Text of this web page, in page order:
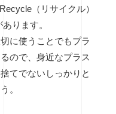
（リサイクル）
ります。
に使うことでもプラ
ので、身近なプラス
てでないしっかりと
。